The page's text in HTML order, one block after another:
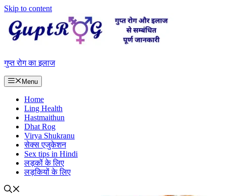
Skip to content
गुप्त रोग का इलाज
Menu
Home
Ling Health
Hastmaithun
Dhat Rog
Virya Shukranu
सेक्स एजुकेशन
Sex tips in Hindi
लड़कों के लिए
लड़कियों के लिए